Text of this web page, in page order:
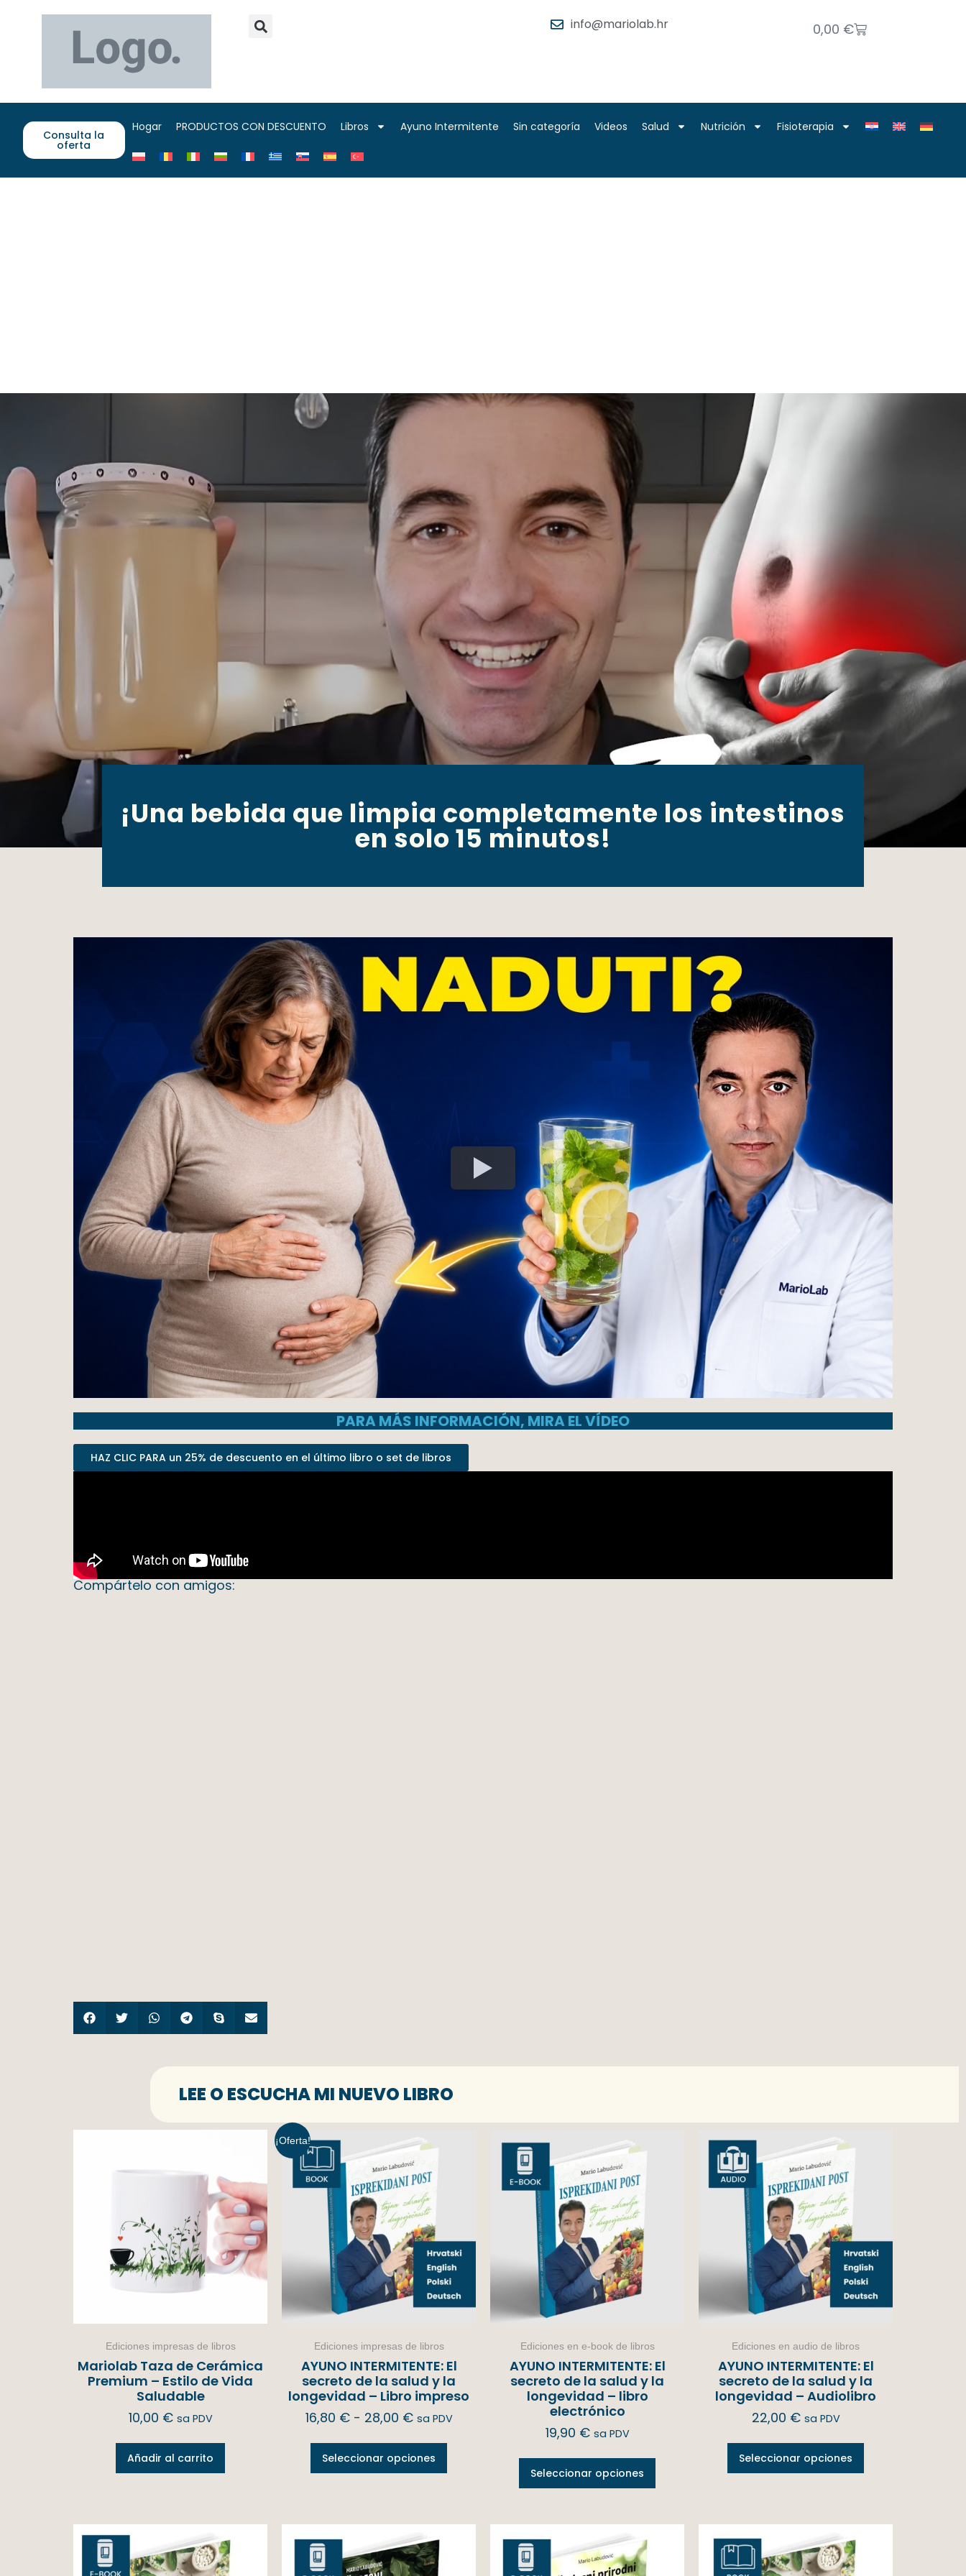
info@mariolab.hr 0,00 €
Consulta la
oferta
Hogar PRODUCTOS CON DESCUENTO Libros Ayuno Intermitente Sin categoría Videos Salud Nutrición Fisioterapia
¡Una bebida que limpia completamente los intestinos
en solo 15 minutos!
PARA MÁS INFORMACIÓN, MIRA EL VÍDEO
HAZ CLIC PARA un 25% de descuento en el último libro o set de libros
Compártelo con amigos:
LEE O ESCUCHA MI NUEVO LIBRO
Ediciones impresas de libros
Mariolab Taza de Cerámica
Premium – Estilo de Vida
Saludable
10,00 € sa PDV
Añadir al carrito
¡Oferta!
Ediciones impresas de libros
AYUNO INTERMITENTE: El
secreto de la salud y la
longevidad – Libro impreso
16,80 € - 28,00 € sa PDV
Seleccionar opciones
Ediciones en e-book de libros
AYUNO INTERMITENTE: El
secreto de la salud y la
longevidad – libro
electrónico
19,90 € sa PDV
Seleccionar opciones
Ediciones en audio de libros
AYUNO INTERMITENTE: El
secreto de la salud y la
longevidad – Audiolibro
22,00 € sa PDV
Seleccionar opciones